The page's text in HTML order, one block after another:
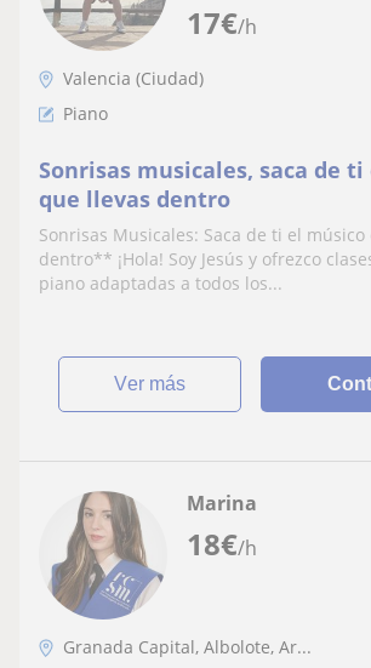
17€/h
Valencia (Ciudad)
Piano
Sonrisas musicales, saca de
que llevas dentro
Sonrisas Musicales: Saca de ti el músico
dentro** ¡Hola! Soy Jesús y ofrezco
piano adaptadas a todos los...
ver más
18€/h
Marina
Granada Capital, Albolote, Ar...